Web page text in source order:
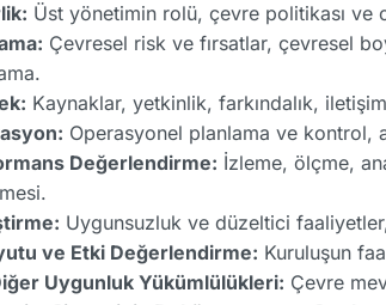
Üst yönetimin rolü, çevre politikası ve
Çevresel risk ve fırsatlar, çevresel
Kaynaklar, yetkinlik, farkındalık,
Operasyonel planlama ve kontrol,
Değerlendirme: İzleme, ölçme,
Uygunsuzluk ve düzeltici
ve Etki Değerlendirme: Kuruluşun
Uygunluk Yükümlülükleri: Çevre